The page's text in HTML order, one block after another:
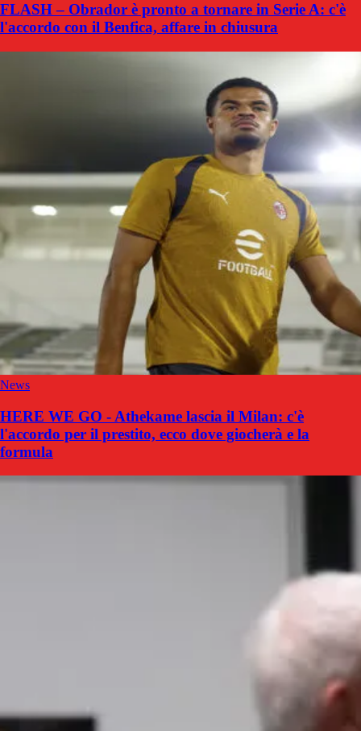
FLASH – Obrador è pronto a tornare in Serie A: c'è
l'accordo con il Benfica, affare in chiusura
News
HERE WE GO - Athekame lascia il Milan: c'è
l'accordo per il prestito, ecco dove giocherà e la
formula